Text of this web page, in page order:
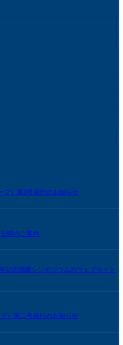
プ）第3号発行のお知らせ
開のご案内
記念国際シンポジウムのウェブサイト
）第二号発行のお知らせ